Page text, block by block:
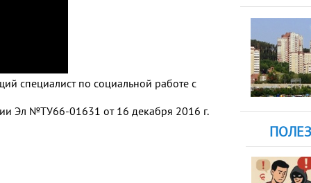
специалист по социальной работе с
Эл №ТУ66-01631 от 16 декабря 2016 г.